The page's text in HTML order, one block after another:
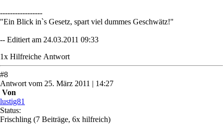
-----------------
"Ein Blick in`s Gesetz, spart viel dummes Geschwätz!"
-- Editiert am 24.03.2011 09:33
1x Hilfreiche Antwort
#8
Antwort vom 25. März 2011 | 14:27
Von
lustig81
Status:
Frischling (7 Beiträge, 6x hilfreich)